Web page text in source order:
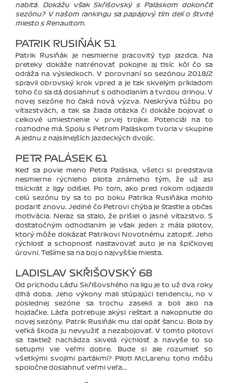
nabitá. Dokážu však Skřišovský s Paláskom dokončiť
sezónu? V našom rankingu sa papájový tím delí o štvrté
miesto s Renaultom.
PATRIK RUSIŇÁK 51
Patrik Rusiňák je nesmierne pracovitý typ jazdca. Na
preteky dokáže natrénovať pokojne aj tisíc kôl čo sa
odráža na výsledkoch. V porovnaní so sezónou 2018/2
spravil obrovský krok vpred a je tak skvelým príkladom
toho čo sa dá dosiahnuť s odhodlaním a tvrdou drinou. V
novej sezóne ho čaká nová výzva. Neskrýva túžbu po
víťazstvách, a tak sa žiada otázka či dokáže bojovať o
celkové umiestnenie v prvej trojke. Potenciál na to
rozhodne má. Spolu s Petrom Paláskom tvoria v skupine
A jednu z najsilnejších jazdeckých dvojíc.
PETR PALÁSEK 61
Keď sa povie meno Petra Paláska, všetci si predstavia
nesmierne rýchleho pilota známeho tým, že už asi
tisíckrát z ligy odišiel. Po tom, ako pred rokom odjazdil
celú sezónu by sa to po boku Patrika Rusiňáka mohlo
podariť znovu. Jediné čo Petrovi chýba je šťastie a občas
motivácia. Neraz sa stalo, že prišiel o jasné víťazstvo. S
dostatočným odhodlaním je však jeden z mála pilotov,
ktorý môže dokázať Patrikovi Novotnému zatopiť. Jeho
rýchlosť a schopnosť nastavovať auto je na špičkovej
úrovni. Tešíme sa na boj o najvyššie miesta.
LADISLAV SKŘIŠOVSKÝ 68
Od príchodu Láďu Skřišovshého na ligu je to už dva roky
dlhá doba. Jeho výkony mali stúpajúci tendenciu, no v
poslednej sezóne sa trochu zasekli a boli ako na
hojdačke. Láďa potrebuje akýsi reštart a nakopnutie do
novej sezóny. Patrik Rusiňák mu dal opäť šancu. Bola by
veľká škoda ju nevyužiť a nezabojovať. V tomto pilotovi
sa taktiež nachádza skvelá rýchlosť a navyše to so
setupmi vie veľmi dobre. Bude si ale rozumieť so
všetkými svojimi parťákmi? Piloti McLarenu toho môžu
spoločne dosiahnuť veľmi veľa...